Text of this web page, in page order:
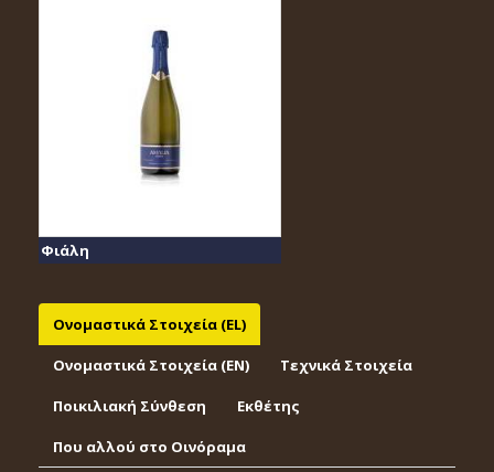
Φιάλη
Ονομαστικά Στοιχεία (EL)
Ονομαστικά Στοιχεία (EΝ) Τεχνικά Στοιχεία
Ποικιλιακή Σύνθεση Εκθέτης
Που αλλού στο Οινόραμα